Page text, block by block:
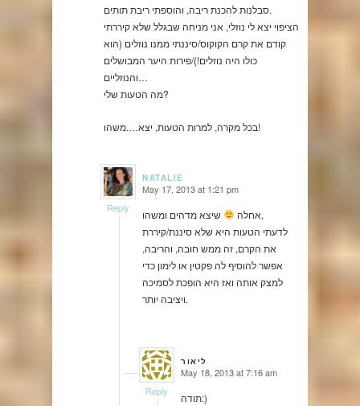
סבלנות להכנת ריבה, והוספתי ריבת תותים.
הציפוי יצא לי נוזלי, אני מניחה שבגלל שלא קיררתי
קודם את קרם הקוקוס/סיננתי ממנו נוזלים (הוא
כולו היה נוזלים!)/פירות היער המבושלים
והנוזליים…
מה הטעות שלי?
בכל מקרה, למרות הטעות, יצא….משהו!
NATALIE
says: May 17, 2013 at 1:21 pm
אחלהשיצא מדהים ומשהו,
לדעתי הטעות היא שלא סיננת/קיררת
את הקרם, זה ממש חובה, והריבה,
אפשר להוסיף לה פקטין או לימון כדי
למצק אותה ואז היא הופכת לסמיכה
ויציבה יותר.
Reply
ליאור
says: May 18, 2013 at 7:16 am
תודה:) Reply